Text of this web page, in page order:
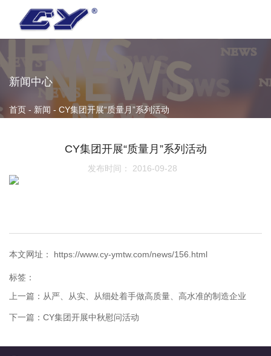
新闻中心
首页 - 新闻 - CY集团开展“质量月”系列活动
CY集团开展“质量月”系列活动
发布时间： 2016-09-28
本文网址： https://www.cy-ymtw.com/news/156.html
标签：
上一篇： 从严、从实、从细处着手做高质量、高水准的制造企业
下一篇： CY集团开展中秋慰问活动